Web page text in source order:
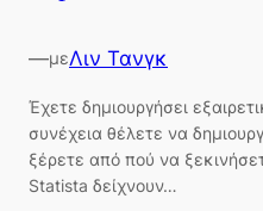
—μεΛιν Τανγκ
Έχετε δημιουργήσει
συνέχεια θέλετε να
ξέρετε από πού να
Statista δείχνουν…